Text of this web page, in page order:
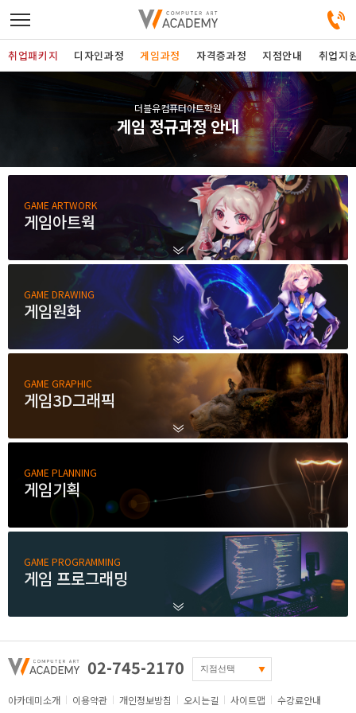
취업패키지 디자인과정 게임과정 자격증과정 지점안내 취업지
더블유컴퓨터아트학원
게임 정규과정 안내
GAME ARTWORK
게임아트웍
GAME DRAWING
게임원화
GAME GRAPHIC
게임3D그래픽
GAME PLANNING
게임기획
GAME PROGRAMMING
게임 프로그래밍
02-745-2170
아카데미소개 이용약관 개인정보방침 오시는길 사이트맵 수강료안내